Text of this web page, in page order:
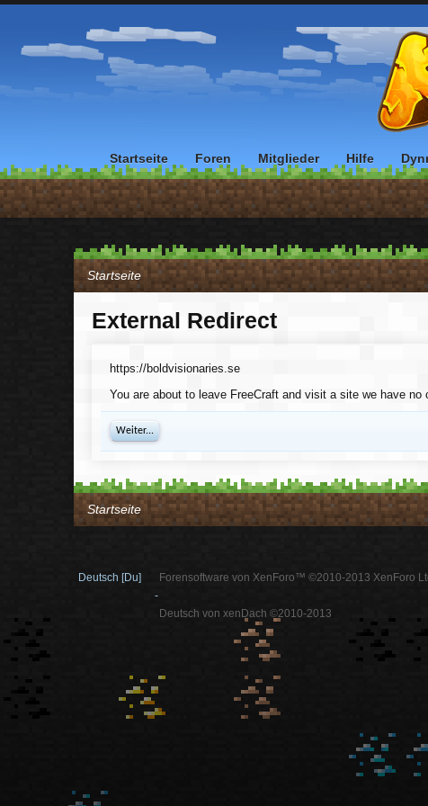
Startseite
External Redirect
https://boldvisionaries.se
You are about to leave FreeCraft and visit a site we have
Weiter...
Startseite
Startseite Foren Mitglieder Hilfe
Deutsch [Du]
Forensoftware von XenForo™ ©2010-2013 XenForo
-
Deutsch von xenDach ©2010-2013